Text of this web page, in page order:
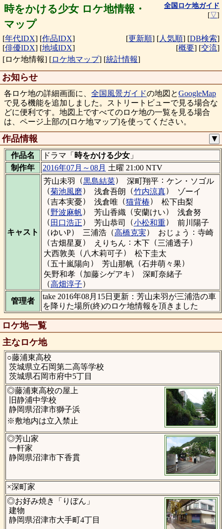
時をかける少女 ロケ地情報・
マップ
全国ロケ地ガイド
[▽]
[年代IDX] [作品IDX]
[俳優IDX] [地域IDX]
[更新順] [人気順] [DB検索]
[概要] [交流]
[ロケ地情報] [ロケ地マップ] [統計情報]
お知らせ
各ロケ地の詳細画面に、 全国風景ガイドの地図とGoogleMap
で見る機能を追加しました。ストリートビューで見る場合な
どに便利です。地図上ですべてのロケ地の一覧を見る場合
は、ページ上部の[ロケ地マップ]を使ってください。
作品情報 ▼
作品名 ドラマ「 時をかける少女」
制作年
2016年07月～08月 土曜 21:00 NTV
キャスト
芳山未羽 （黒島結菜） 深町翔平： ケン・ソゴル
（菊池風磨） 浅倉吾朗 （竹内涼真）
ゾーイ
（吉本実憂） 浅倉唯（猫背椿）
松下由梨
（野波麻帆） 芳山香織 （安蘭けい）
浅倉努
（ 田口浩正） 芳山恭司 （小松和重）
前川陽子
（ゆいP） 三浦浩（高橋克実） おじょう ： 寺崎
（古畑星夏） えりちん ： 木下（三浦透子）
大西敦美 （ 八木莉可子）
松下圭太
（五十嵐陽向 ） 芳山那帆 （石井萌々果）
矢野和孝（加藤シゲアキ ）
深町奈緒子
（高畑淳子）
管理者
take 2016年08月15日更新：芳山未羽が三浦浩の車
を降りた場所(終)のロケ地情報を頂きました
ロケ地一覧
主なロケ地
○藤浦東高校
茨城県立石岡第二高等学校
茨城県石岡市府中5丁目
◎藤浦東高校の屋上
旧静浦中学校
静岡県沼津市獅子浜
※敷地内は立入禁止
◎芳山家
一軒家
静岡県沼津市下香貫
×深町家
◎お好み焼き「りぼん」
建物
静岡県沼津市大手町4丁目